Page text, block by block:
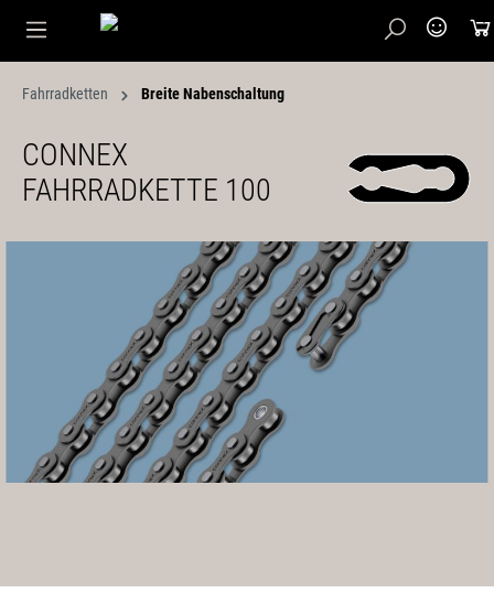
Fahrradketten Breite Nabenschaltung
CONNEX
FAHRRADKETTE 100